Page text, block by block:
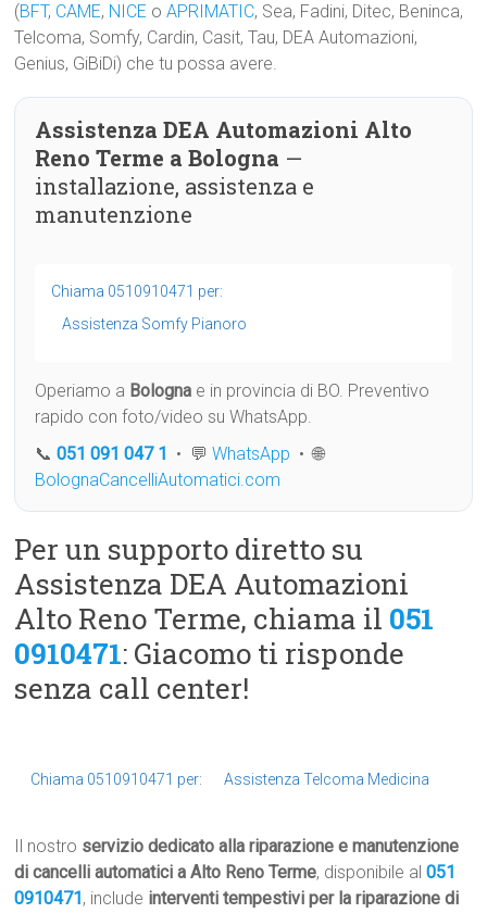
(BFT, CAME, NICE oAPRIMATIC, Sea, Fadini, Ditec, Beninca,
Telcoma, Somfy, Cardin, Casit, Tau, DEA Automazioni,
Genius, GiBiDi) che tu possa avere.
Assistenza DEA Automazioni Alto
Reno Terme a Bologna —
installazione, assistenza e
manutenzione
Chiama 0510910471 per:
Assistenza Somfy Pianoro
Operiamo a Bologna e in provincia di BO. Preventivo
rapido con foto/video su WhatsApp.
📞051 091 047 1 • 💬WhatsApp • 🌐
BolognaCancelliAutomatici.com
Per un supporto diretto su
Assistenza DEA Automazioni
Alto Reno Terme, chiama il 051
0910471: Giacomo ti risponde
senza call center!
Chiama 0510910471 per: Assistenza Telcoma Medicina
Il nostro servizio dedicato alla riparazione e manutenzione
di cancelli automatici a Alto Reno Terme, disponibile al051
0910471 , include interventi tempestivi per la riparazione di